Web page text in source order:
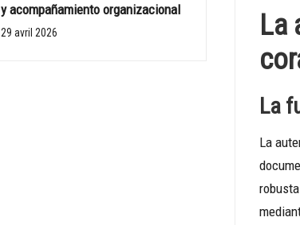
La
La
La
y acompañamiento organizacional
29 avril 2026